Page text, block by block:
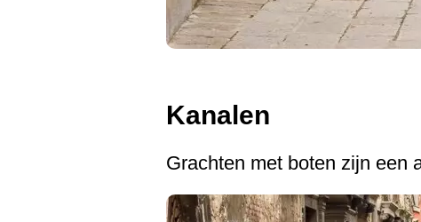
Kanalen
Grachten met boten zijn een